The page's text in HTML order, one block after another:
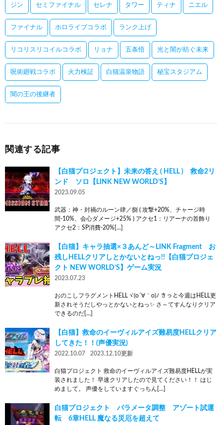
ジン セミファイナル セレナ タワー ティナ ニエル
ファイナル ホロライブコラボ ランク上げ
リコリスリコイルコラボ リョナ 五条悟 光と闇が紡ぐ未来
呪術廻戦コラボ 火力検証 白猫温泉物語 秘宝スタジアム
闇の王の後継者
関連する記事
【白猫プロジェクト】未来の答え ( HELL ) 救命2リ
ンド ソロ【LINK NEW WORLD’S】
2023.09.05
武器：神・封禍のルーン肆／捌 ( 攻撃+20%、チャージ時
間-10%、会心ダメージ+25% ) アクセ1：リアーナの首飾り
アクセ2：SP消費-20%[…]
【白猫】キャラ抽選×３あんど～LINK Fragment お
残しHELLクリアしとかないとねっ!!【白猫プロジェ
クト NEW WORLD’S】ゲーム実況
2023.07.23
おのこしフラグメントHELLヾ(o´∀｀o)ﾉ きっと今週はHELL更
新されそうだしやっとかないとねっ✨ さ～てすんなりクリア
できるのだ[…]
【白猫】救命のイーヴィルアイズ難易度HELLクリア
してきた！！(声優実況)
2022.10.07 2023.12.10更新
白猫プロジェクト 救命のイーヴィルアイズ難易度HELLが実
装されました！ 早速クリアしたので見てください！！ はじ
めまして。 声優をしていますぐっちん[…]
白猫プロジェクト パラメータ調整 アゾート試運
転 6章HELL 魔なる災厄を超えて